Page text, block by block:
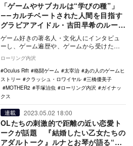
「ゲームやサブカルは“学びの種”」
――カルチベートされた人間を目指す
グラビアアイドル・吉田早希のルーツ
を探る
ゲーム好きの著名人・文化人にインタビュ
ーし、ゲーム遍歴や、ゲームから受けた影
ー”。今回話…
ローリング内沢
Oculus Rift
格闘ゲーム 太宰治
あの人のゲームヒ
ストリー
クラッシュ・ロワイヤル
三橋優美子
MOTHER2
手塚治虫 ローリング内沢
ガイナッ
クス
連載 2023.05.02 18:00
OLたちの刺激的で距離の近い恋愛ト
ークが話題 『結婚したい乙女たちの
アダルトーク』ルナとお琴が語る“番